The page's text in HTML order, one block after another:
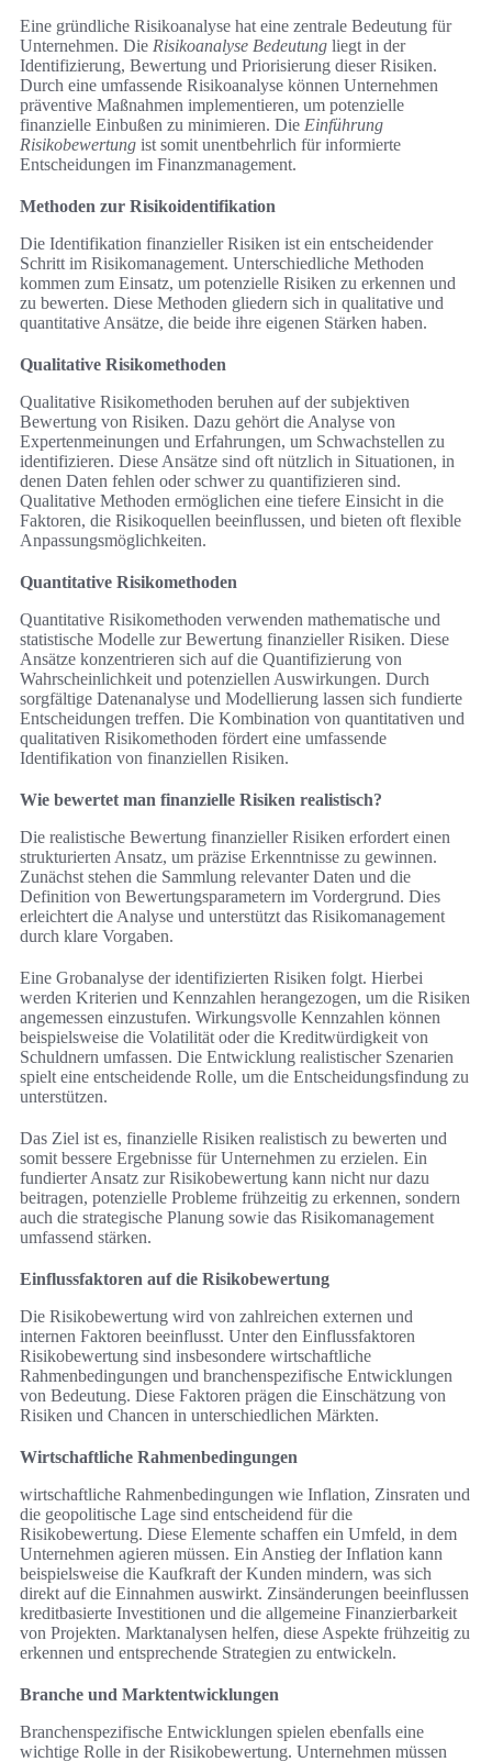
Eine gründliche Risikoanalyse hat eine zentrale Bedeutung für
Unternehmen. Die Risikoanalyse Bedeutung liegt in der
Identifizierung, Bewertung und Priorisierung dieser Risiken.
Durch eine umfassende Risikoanalyse können Unternehmen
präventive Maßnahmen implementieren, um potenzielle
finanzielle Einbußen zu minimieren. Die Einführung
Risikobewertung ist somit unentbehrlich für informierte
Entscheidungen im Finanzmanagement.
Methoden zur Risikoidentifikation
Die Identifikation finanzieller Risiken ist ein entscheidender
Schritt im Risikomanagement. Unterschiedliche Methoden
kommen zum Einsatz, um potenzielle Risiken zu erkennen und
zu bewerten. Diese Methoden gliedern sich in qualitative und
quantitative Ansätze, die beide ihre eigenen Stärken haben.
Qualitative Risikomethoden
Qualitative Risikomethoden beruhen auf der subjektiven
Bewertung von Risiken. Dazu gehört die Analyse von
Expertenmeinungen und Erfahrungen, um Schwachstellen zu
identifizieren. Diese Ansätze sind oft nützlich in Situationen, in
denen Daten fehlen oder schwer zu quantifizieren sind.
Qualitative Methoden ermöglichen eine tiefere Einsicht in die
Faktoren, die Risikoquellen beeinflussen, und bieten oft flexible
Anpassungsmöglichkeiten.
Quantitative Risikomethoden
Quantitative Risikomethoden verwenden mathematische und
statistische Modelle zur Bewertung finanzieller Risiken. Diese
Ansätze konzentrieren sich auf die Quantifizierung von
Wahrscheinlichkeit und potenziellen Auswirkungen. Durch
sorgfältige Datenanalyse und Modellierung lassen sich fundierte
Entscheidungen treffen. Die Kombination von quantitativen und
qualitativen Risikomethoden fördert eine umfassende
Identifikation von finanziellen Risiken.
Wie bewertet man finanzielle Risiken realistisch?
Die realistische Bewertung finanzieller Risiken erfordert einen
strukturierten Ansatz, um präzise Erkenntnisse zu gewinnen.
Zunächst stehen die Sammlung relevanter Daten und die
Definition von Bewertungsparametern im Vordergrund. Dies
erleichtert die Analyse und unterstützt das Risikomanagement
durch klare Vorgaben.
Eine Grobanalyse der identifizierten Risiken folgt. Hierbei
werden Kriterien und Kennzahlen herangezogen, um die Risiken
angemessen einzustufen. Wirkungsvolle Kennzahlen können
beispielsweise die Volatilität oder die Kreditwürdigkeit von
Schuldnern umfassen. Die Entwicklung realistischer Szenarien
spielt eine entscheidende Rolle, um die Entscheidungsfindung zu
unterstützen.
Das Ziel ist es, finanzielle Risiken realistisch zu bewerten und
somit bessere Ergebnisse für Unternehmen zu erzielen. Ein
fundierter Ansatz zur Risikobewertung kann nicht nur dazu
beitragen, potenzielle Probleme frühzeitig zu erkennen, sondern
auch die strategische Planung sowie das Risikomanagement
umfassend stärken.
Einflussfaktoren auf die Risikobewertung
Die Risikobewertung wird von zahlreichen externen und
internen Faktoren beeinflusst. Unter den Einflussfaktoren
Risikobewertung sind insbesondere wirtschaftliche
Rahmenbedingungen und branchenspezifische Entwicklungen
von Bedeutung. Diese Faktoren prägen die Einschätzung von
Risiken und Chancen in unterschiedlichen Märkten.
Wirtschaftliche Rahmenbedingungen
wirtschaftliche Rahmenbedingungen wie Inflation, Zinsraten und
die geopolitische Lage sind entscheidend für die
Risikobewertung. Diese Elemente schaffen ein Umfeld, in dem
Unternehmen agieren müssen. Ein Anstieg der Inflation kann
beispielsweise die Kaufkraft der Kunden mindern, was sich
direkt auf die Einnahmen auswirkt. Zinsänderungen beeinflussen
kreditbasierte Investitionen und die allgemeine Finanzierbarkeit
von Projekten. Marktanalysen helfen, diese Aspekte frühzeitig zu
erkennen und entsprechende Strategien zu entwickeln.
Branche und Marktentwicklungen
Branchenspezifische Entwicklungen spielen ebenfalls eine
wichtige Rolle in der Risikobewertung. Unternehmen müssen